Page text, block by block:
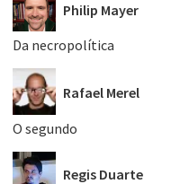
Philip Mayer
Da necropolítica
Rafael Merel
O segundo
Regis Duarte